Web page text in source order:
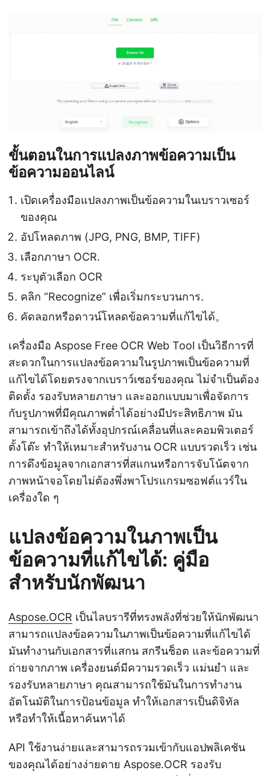
ขั้นตอนในการแปลงภาพข้อความเป็น
ข้อความออนไลน์
เปิดเครื่องมือแปลงภาพเป็นข้อความในเบราวเซอร์
ของคุณ
อัปโหลดภาพ (JPG, PNG, BMP, TIFF)
เลือกภาษา OCR.
ระบุตัวเลือก OCR
คลิก “Recognize” เพื่อเริ่มกระบวนการ.
คัดลอกหรือดาวน์โหลดข้อความที่แก้ไขได้。
เครื่องมือ Aspose Free OCR Web Tool เป็นวิธีการที่
สะดวกในการแปลงข้อความในรูปภาพเป็นข้อความที่
แก้ไขได้โดยตรงจากเบราว์เซอร์ของคุณ ไม่จำเป็นต้อง
ติดตั้ง รองรับหลายภาษา และออกแบบมาเพื่อจัดการ
กับรูปภาพที่มีคุณภาพต่ำได้อย่างมีประสิทธิภาพ มัน
สามารถเข้าถึงได้ทั้งอุปกรณ์เคลื่อนที่และคอมพิวเตอร์
ตั้งโต๊ะ ทำให้เหมาะสำหรับงาน OCR แบบรวดเร็ว เช่น
การดึงข้อมูลจากเอกสารที่สแกนหรือการจับโน้ตจาก
ภาพหน้าจอโดยไม่ต้องพึ่งพาโปรแกรมซอฟต์แวร์ใน
เครื่องใด ๆ
แปลงข้อความในภาพเป็น
ข้อความที่แก้ไขได้: คู่มือ
สำหรับนักพัฒนา
Aspose.OCR เป็นไลบรารีที่ทรงพลังที่ช่วยให้นักพัฒนา
สามารถแปลงข้อความในภาพเป็นข้อความที่แก้ไขได้
มันทำงานกับเอกสารที่แสกน สกรีนช็อต และข้อความที่
ถ่ายจากภาพ เครื่องยนต์มีความรวดเร็ว แม่นยำ และ
รองรับหลายภาษา คุณสามารถใช้มันในการทำงาน
อัตโนมัติในการป้อนข้อมูล ทำให้เอกสารเป็นดิจิทัล
หรือทำให้เนื้อหาค้นหาได้
API ใช้งานง่ายและสามารถรวมเข้ากับแอปพลิเคชัน
ของคุณได้อย่างง่ายดาย Aspose.OCR รองรับ